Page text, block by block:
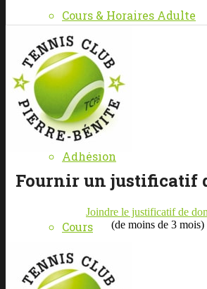
Cours & Horaires Adulte
TARIFS
Adhésion
Cours
Fournir un justificatif
Joindre le justificatif de
(de moins de 3 mois)